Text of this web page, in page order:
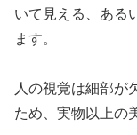
いて見える、ある
ます。
人の視覚は細部が
ため、実物以上の